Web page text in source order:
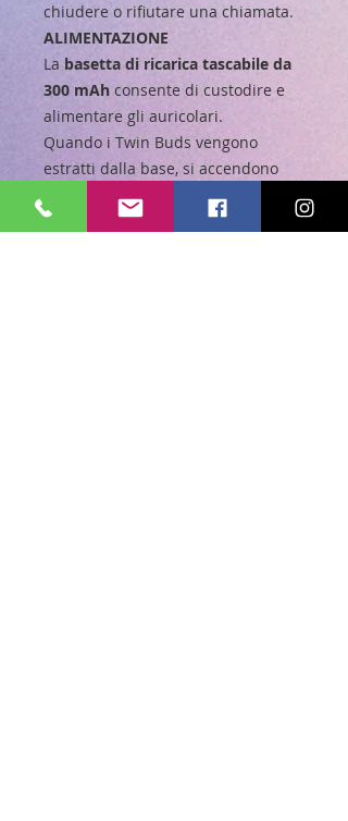
chiudere o rifiutare una chiamata.
ALIMENTAZIONE
La basetta di ricarica tascabile da
300 mAh consente di custodire e
alimentare gli auricolari.
Quando i Twin Buds vengono
estratti dalla base, si accendono
automaticamente; quando vengono
riposti in essa, invece, si spengono